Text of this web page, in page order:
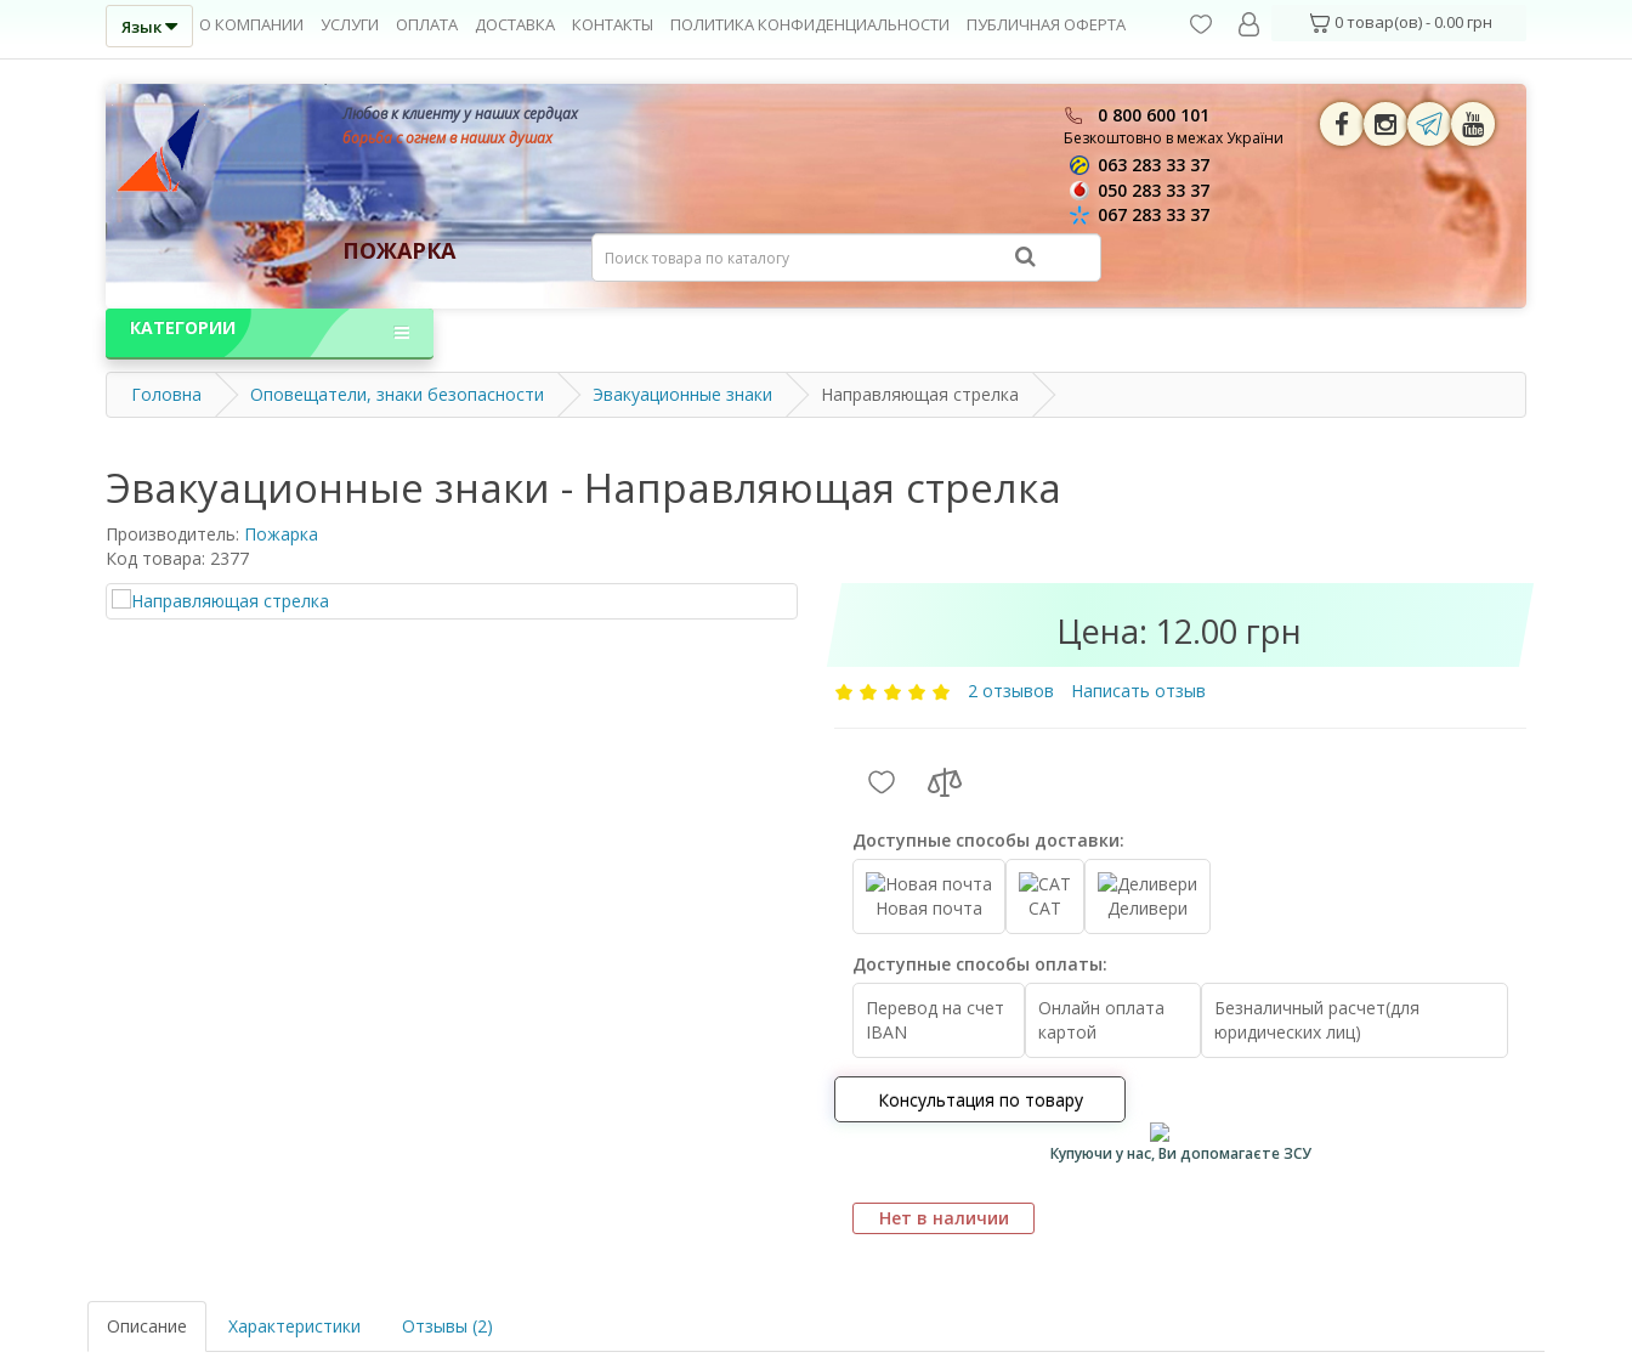
Язык О КОМПАНИИ УСЛУГИ ОПЛАТА ДОСТАВКА КОНТАКТЫ ПОЛИТИКА КОНФИДЕНЦИАЛЬНОСТИ ПУБЛИЧНАЯ ОФЕРТА 0 товар(ов) - 0.00 грн
Любов к клиенту у наших сердцах
борьба с огнем в наших душах
ПОЖАРКА
0 800 600 101
Безкоштовно в межах України
063 283 33 37
050 283 33 37
067 283 33 37
КАТЕГОРИИ
Головна Оповещатели, знаки безопасности Эвакуационные знаки Направляющая стрелка
Эвакуационные знаки - Направляющая стрелка
Производитель: Пожарка
Код товара: 2377
Цена: 12.00 грн
2 отзывов Написать отзыв
Доступные способы доставки:
Новая почта САТ Деливери
Доступные способы оплаты:
Перевод на счет
IBAN
Онлайн оплата
картой
Безналичный расчет(для
юридических лиц)
Консультация по товару
Купуючи у нас, Ви допомагаєте ЗСУ
Нет в наличии
Описание Характеристики Отзывы (2)